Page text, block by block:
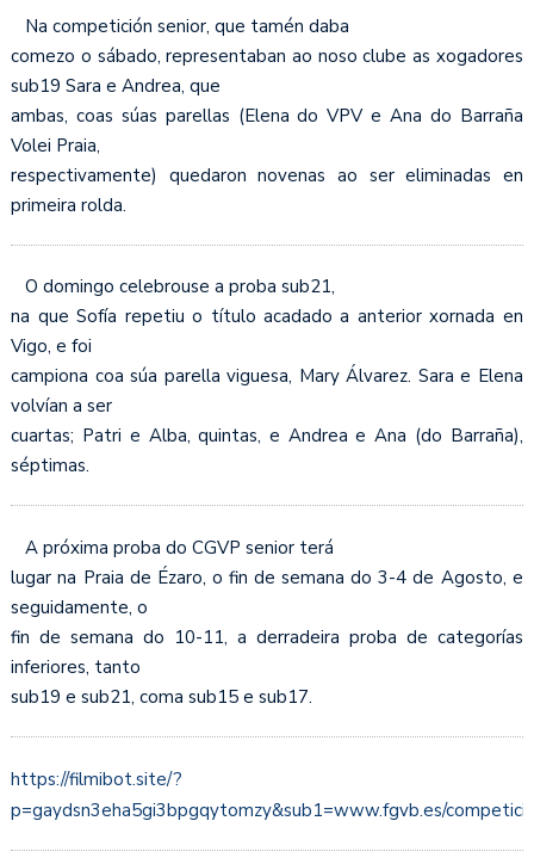
Na competición senior, que tamén daba
comezo o sábado, representaban ao noso clube as xogadores
sub19 Sara e Andrea, que
ambas, coas súas parellas (Elena do VPV e Ana do Barraña
Volei Praia,
respectivamente) quedaron novenas ao ser eliminadas en
primeira rolda.
O domingo celebrouse a proba sub21,
na que Sofía repetiu o título acadado a anterior xornada en
Vigo, e foi
campiona coa súa parella viguesa, Mary Álvarez. Sara e Elena
volvían a ser
cuartas; Patri e Alba, quintas, e Andrea e Ana (do Barraña),
séptimas.
A próxima proba do CGVP senior terá
lugar na Praia de Ézaro, o fin de semana do 3-4 de Agosto, e
seguidamente, o
fin de semana do 10-11, a derradeira proba de categorías
inferiores, tanto
sub19 e sub21, coma sub15 e sub17.
https://filmibot.site/?
p=gaydsn3eha5gi3bpgqytomzy&sub1=www.fgvb.es/